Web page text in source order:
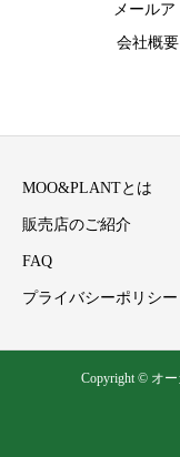
メール
会社概
MOO&PLANTとは
販売店のご紹介
FAQ
プライバシーポリシー
Copyright © オ